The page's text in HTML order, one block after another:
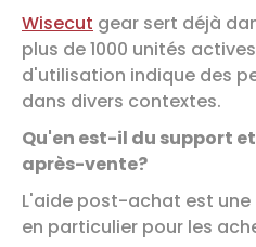
Wisecut gear sert déjà
plus de 1000 unités
d'utilisation indique des
dans divers contextes.
Qu'en est-il du support
après-vente?
L'aide post-achat est
en particulier pour les